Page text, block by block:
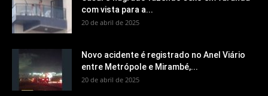
com vista para a...
20 de abril de 2025
Novo acidente é registrado no Anel Viário
entre Metrópole e Mirambé,...
20 de abril de 2025